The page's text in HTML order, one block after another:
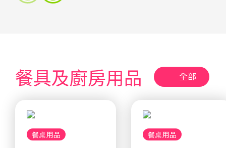
餐具及廚房用品 全部
餐桌用品 餐桌用品